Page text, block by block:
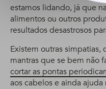
estamos lidando, já que
alimentos ou outros
resultados desastrosos
Existem outras simpatias,
mantras que se bem não
cortar as pontas
aos cabelos e ainda